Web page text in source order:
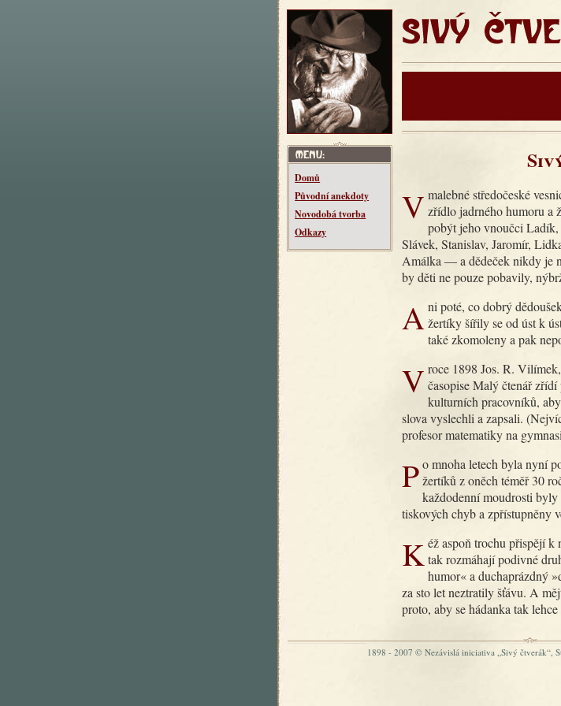
SIVÝ ČTVERÁK
Domů
Původní anekdoty
Novodobá tvorba
Odkazy
V malebné středočeské vesnici Makotřasy žil kdysi dědeček, pravé zřídlo jadrného humoru a
pobýt jeho vnoučci
Slávek, Stanislav, Jaromír,
Amálka — a dědeček nikdy je
by děti ne pouze pobavily,
Ani poté, co dobrý dědoušek zemřel, nezapomnělo se na něj. Jehožertíky šířily se od úst k
také zkomoleny a pak
V roce 1898 Jos. R. Vilímek, slovutný český nakladatel, rozhodl, že v časopise Malý čtenář
kulturních pracovníků,
slova vyslechli a zapsali.
profesor matematiky na
Po mnoha letech byla nyní podniknuta nová práce, záležející v sebránížertíků z oněch téměř 30
každodenní moudrosti byly
tiskových chyb a zpřístupněny
Kéž aspoň trochu přispějí k nápravě obecného vkusu v době, kdy setak rozmáhají podivné
humor« a duchaprázdný
za sto let neztratily šťávu. A
proto, aby se hádanka tak
1898 - 2007 © Nezávislá iniciativa „Sivý čtverák“,